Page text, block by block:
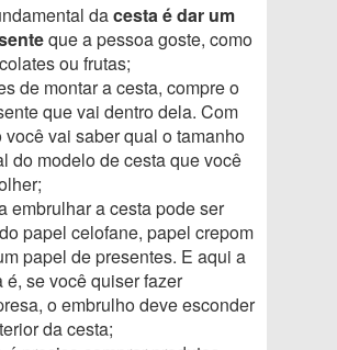
dacesta é dar um
que a pessoa goste, como
ou frutas;
de montar a cesta, compre o
que vai dentro dela. Com
você vai saber qual o tamanho
do modelo de cesta que você
embrulhar a cesta pode ser
papel celofane, papel crepom
papel de presentes. E aqui a
é, se você quiser fazer
o embrulho deve esconder
da cesta;